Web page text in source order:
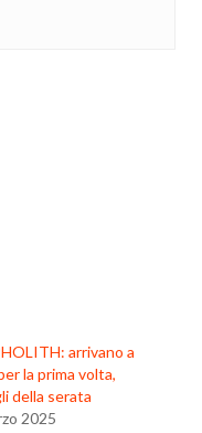
arrivano a
la prima volta,
della serata
2025